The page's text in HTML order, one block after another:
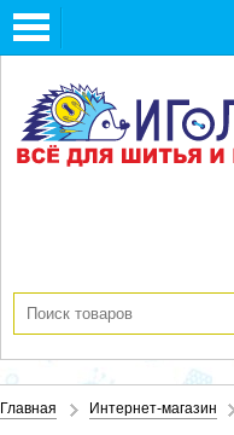
Toggle
navigation
Главная Интернет-магазин